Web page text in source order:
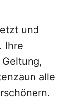
und
Ihre
alle